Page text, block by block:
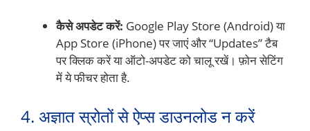
कैसे अपडेट करें: Google Play Store (Android) या
App Store (iPhone) पर जाएं और “Updates” टैब
पर क्लिक करें या ऑटो-अपडेट को चालू रखें। फ़ोन सेटिंग
में ये फीचर होता है.
4. अज्ञात स्रोतों से ऐप्स डाउनलोड न करें